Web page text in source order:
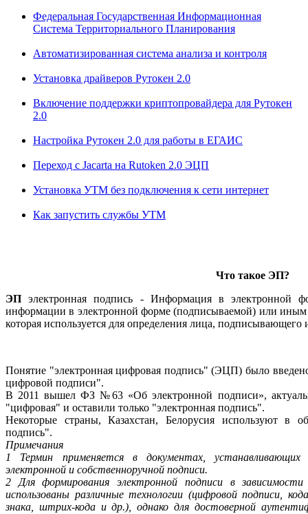
Федеральная Государственная Информационная
Система Территориального Планирования
Автоматизированная система анализа и контроля
Установка драйверов Рутокен 2.0
Включение поддержки криптопровайдера для Рутокен
2.0
Настройка Рутокен 2.0 для работы в ЕГАИС
Переход с Jacarta на Rutoken 2.0 ЭЦП
Установка УТМ без подключения к сети интернет
Как запустить службы УТМ
Что такое ЭП?
ЭП электронная подпись - Информация в электронной
информации в электронной форме (подписываемой) или иным
которая используется для определения лица,
Понятие "электронная цифровая подпись" (ЭЦП) было
цифровой подписи".
В 2011 вышел ФЗ №63 «Об электронной подписи»,
"цифровая" и оставили только "электронная подпись".
Некоторые страны, Казахстан, Белорусия используют в
подпись".
Примечания
1 Термин применяется в документах, устанавливающих
электронной и собственноручной подписи.
2 Для формирования электронной подписи в
использованы различные технологии (цифровой подписи,
знака, штрих-кода и др.), однако для достоверной